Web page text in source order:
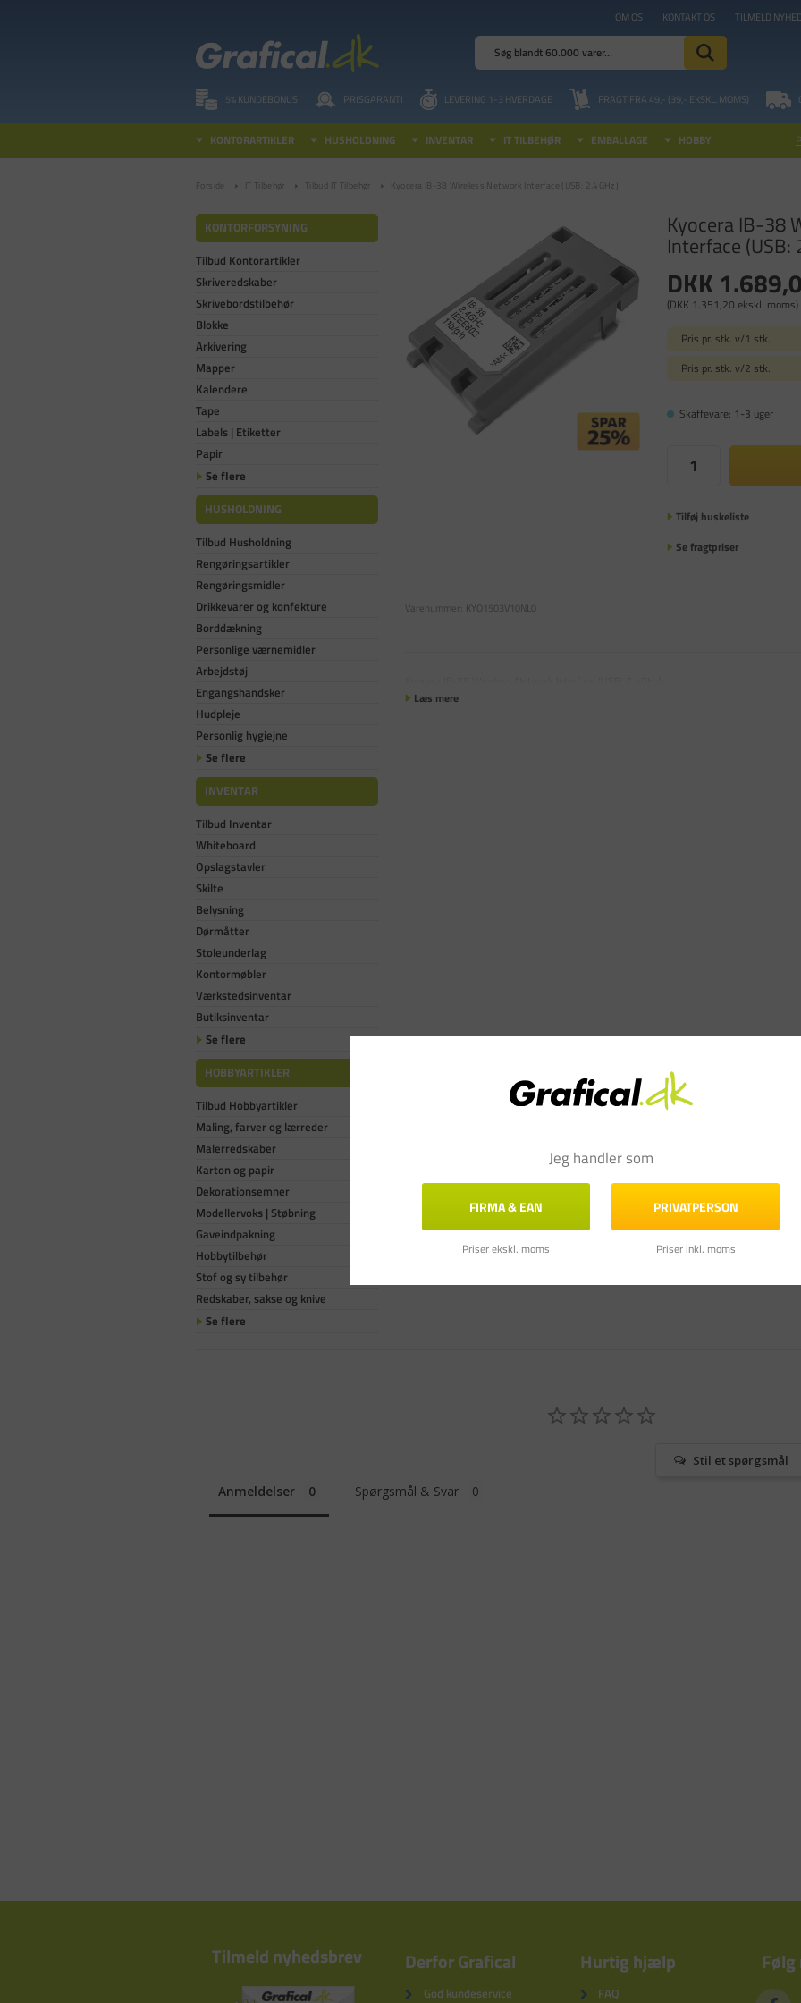
OM OS KONTAKT OS TILMELD
5% KUNDEBONUS PRISGARANTI LEVERING 1-3 HVERDAGE FRAGT FRA 49,- (39,- EKSKL. MOMS)
KONTORARTIKLER HUSHOLDNING INVENTAR IT TILBEHØR EMBALLAGE HOBBY
Forside IT Tilbehør Tilbud IT Tilbehør Kyocera IB-38 Wireless Network Interface (USB: 2.4GHz)
KONTORFORSYNING
Tilbud Kontorartikler
Skriveredskaber
Skrivebordstilbehør
Blokke
Arkivering
Mapper
Kalendere
Tape
Labels | Etiketter
Papir
Se flere
HUSHOLDNING
Tilbud Husholdning
Rengøringsartikler
Rengøringsmidler
Drikkevarer og konfekture
Borddækning
Personlige værnemidler
Arbejdstøj
Engangshandsker
Hudpleje
Personlig hygiejne
Se flere
INVENTAR
Tilbud Inventar
Whiteboard
Opslagstavler
Skilte
Belysning
Dørmåtter
Stoleunderlag
Kontormøbler
Værkstedsinventar
Butiksinventar
Se flere
HOBBYARTIKLER
Tilbud Hobbyartikler
Maling, farver og lærreder
Malerredskaber
Karton og papir
Dekorationsemner
Modellervoks | Støbning
Gaveindpakning
Hobbytilbehør
Stof og sy tilbehør
Redskaber, sakse og knive
Se flere
Kyocera IB-38
Interface (USB:
DKK
(DKK 1.351,20 ekskl. moms)
Pris pr. stk. v/1 stk.
Pris pr. stk. v/2 stk.
Skaffevare: 1-3 uger
Tilføj huskeliste
Se fragtpriser
Varenummer: KYO1503V10NL0
Læs mere
Stil et spørgsmål
Anmeldelser Spørgsmål & Svar
Tilmeld nyhedsbrev Derfor Grafical
God kundeservice
Hurtig hjælp
FAQ
Følg
Jeg handler som
FIRMA & EAN
Priser ekskl. moms
PRIVATPERSON
Priser inkl. moms